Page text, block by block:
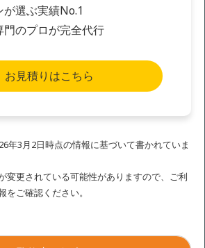
選ぶ実績No.1
門のプロが完全代行
お見積りはこちら
年3月2日時点の情報に基づいて書かれていま
変更されている可能性がありますので、ご利
ご確認ください。